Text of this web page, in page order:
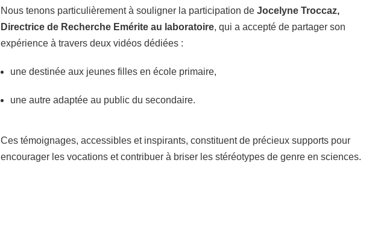
Nous tenons particulièrement à souligner la participation de Jocelyne Troccaz,
Directrice de Recherche Emérite au laboratoire, qui a accepté de partager son
expérience à travers deux vidéos dédiées :
une destinée aux jeunes filles en école primaire,
une autre adaptée au public du secondaire.
Ces témoignages, accessibles et inspirants, constituent de précieux supports pour
encourager les vocations et contribuer à briser les stéréotypes de genre en sciences.